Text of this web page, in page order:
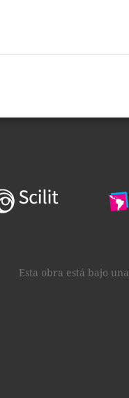
Esta obra está bajo una